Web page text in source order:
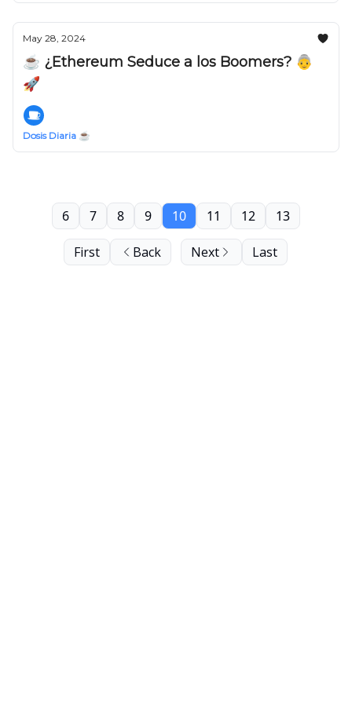
May 28, 2024
☕️ ¿Ethereum Seduce a los Boomers? 👵
🚀
Dosis Diaria ☕️
First Back
6 7 8 9 10 11 12 13
Next Last